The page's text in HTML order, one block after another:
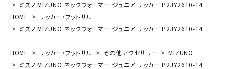
ミズノ MIZUNO ネックウォーマー ジュニア サッカー P2JY2610-14
HOME
サッカー・フットサル
ミズノ MIZUNO ネックウォーマー ジュニア サッカー P2JY2610-14
HOME サッカー・フットサル その他アクセサリー
MIZUNO
ミズノ MIZUNO ネックウォーマー ジュニア サッカー P2JY2610-14